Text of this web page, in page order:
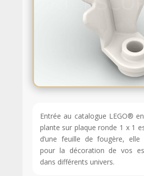
Entrée au catalogue LEGO®
plante sur plaque ronde 1 x 1
d’une feuille de fougère,
pour la décoration de vos
dans différents univers.